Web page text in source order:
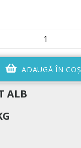
ADAUGĂ ÎN COŞ
ALB